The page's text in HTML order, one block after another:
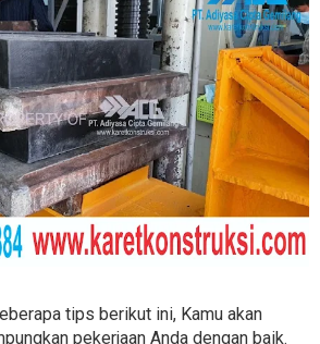
tips berikut ini, Kamu akan
pekerjaan Anda dengan baik.